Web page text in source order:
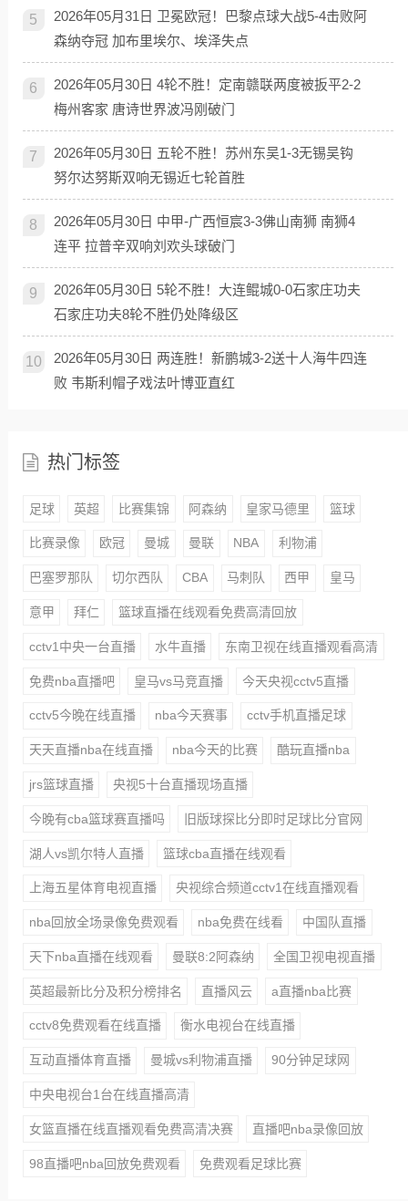
5
2026年05月31日 卫冕欧冠！巴黎点球大战5-4击败阿
森纳夺冠 加布里埃尔、埃泽失点
6
2026年05月30日 4轮不胜！定南赣联两度被扳平2-2
梅州客家 唐诗世界波冯刚破门
7
2026年05月30日 五轮不胜！苏州东吴1-3无锡吴钩
努尔达努斯双响无锡近七轮首胜
8
2026年05月30日 中甲-广西恒宸3-3佛山南狮 南狮4
连平 拉普辛双响刘欢头球破门
9
2026年05月30日 5轮不胜！大连鲲城0-0石家庄功夫
石家庄功夫8轮不胜仍处降级区
10
2026年05月30日 两连胜！新鹏城3-2送十人海牛四连
败 韦斯利帽子戏法叶博亚直红
热门标签
足球 英超 比赛集锦 阿森纳 皇家马德里 篮球
比赛录像 欧冠 曼城 曼联 NBA 利物浦
巴塞罗那队 切尔西队 CBA 马刺队 西甲 皇马
意甲 拜仁 篮球直播在线观看免费高清回放
cctv1中央一台直播 水牛直播 东南卫视在线直播观看高清
免费nba直播吧 皇马vs马竞直播 今天央视cctv5直播
cctv5今晚在线直播 nba今天赛事 cctv手机直播足球
天天直播nba在线直播 nba今天的比赛 酷玩直播nba
jrs篮球直播 央视5十台直播现场直播
今晚有cba篮球赛直播吗 旧版球探比分即时足球比分官网
湖人vs凯尔特人直播 篮球cba直播在线观看
上海五星体育电视直播 央视综合频道cctv1在线直播观看
nba回放全场录像免费观看 nba免费在线看 中国队直播
天下nba直播在线观看 曼联8:2阿森纳 全国卫视电视直播
英超最新比分及积分榜排名 直播风云 a直播nba比赛
cctv8免费观看在线直播 衡水电视台在线直播
互动直播体育直播 曼城vs利物浦直播 90分钟足球网
中央电视台1台在线直播高清
女篮直播在线直播观看免费高清决赛 直播吧nba录像回放
98直播吧nba回放免费观看 免费观看足球比赛